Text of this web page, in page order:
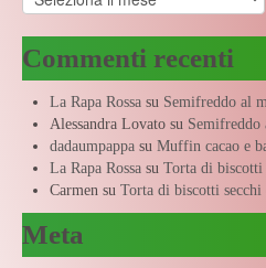
Commenti recenti
La Rapa Rossa su Semifreddo al
Alessandra Lovato su Semifreddo
dadaumpappa su Muffin cacao e
La Rapa Rossa su Torta di biscotti
Carmen su Torta di biscotti secchi
Meta